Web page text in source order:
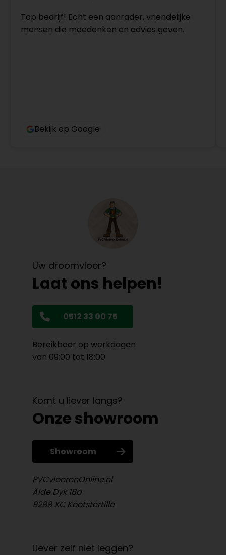
Top bedrijf! Echt een aanrader, vriendelijke
mensen die meedenken en advies geven.
Bekijk op Google
Uw droomvloer?
Laat ons helpen!
0512 33 00 75
Bereikbaar op werkdagen
van 09:00 tot 18:00
Komt u liever langs?
Onze showroom
Showroom
PVCvloerenOnline.nl
Âlde Dyk 18a
9288 XC Kootstertille
Liever zelf niet leggen?